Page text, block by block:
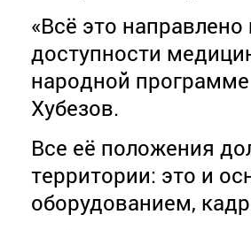
«Всё это
доступности
народной
Хубезов.
Все её положения
территории: это и
оборудованием,